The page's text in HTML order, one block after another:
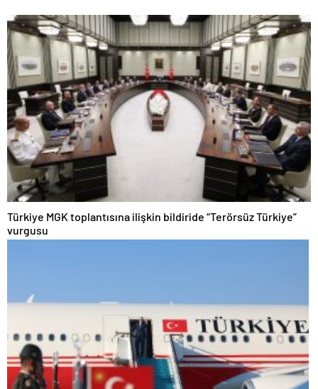
Türkiye MGK toplantısına ilişkin bildiride “Terörsüz Türkiye”
vurgusu